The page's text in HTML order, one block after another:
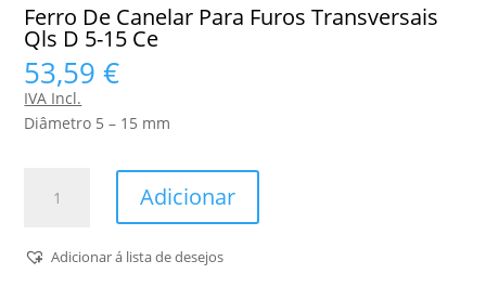
Ferro De Canelar Para Furos Transversais
Qls D 5-15 Ce
53,59€
IVA Incl.
Diâmetro 5 – 15 mm
De
Adicionar
Adicionar á lista de desejos